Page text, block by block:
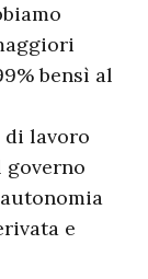
bensì al
di lavoro
governo
e